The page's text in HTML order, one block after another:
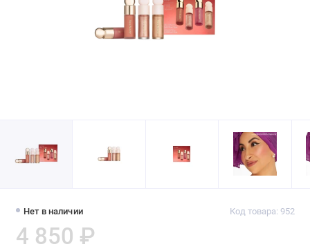
Нет в наличии Код товара: 952
4 850 ₽